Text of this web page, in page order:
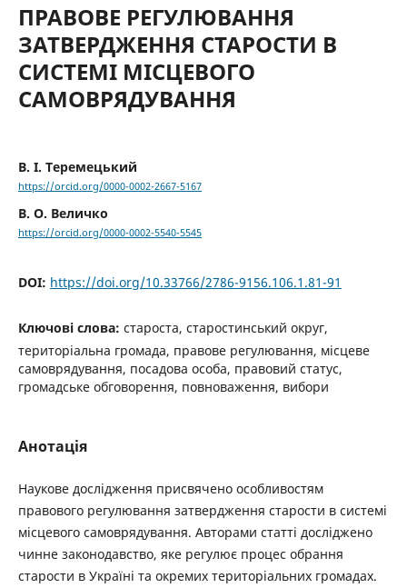
ПРАВОВЕ РЕГУЛЮВАННЯ
ЗАТВЕРДЖЕННЯ СТАРОСТИ В
СИСТЕМІ МІСЦЕВОГО
САМОВРЯДУВАННЯ
В. І. Теремецький
https://orcid.org/0000-0002-2667-5167
В. О. Величко
https://orcid.org/0000-0002-5540-5545
DOI: https://doi.org/10.33766/2786-9156.106.1.81-91
Ключові слова: староста, старостинський округ,
територіальна громада, правове регулювання, місцеве
самоврядування, посадова особа, правовий статус,
громадське обговорення, повноваження, вибори
Анотація
Наукове дослідження присвячено особливостям
правового регулювання затвердження старости в системі
місцевого самоврядування. Авторами статті досліджено
чинне законодавство, яке регулює процес обрання
старости в Україні та окремих територіальних громадах.